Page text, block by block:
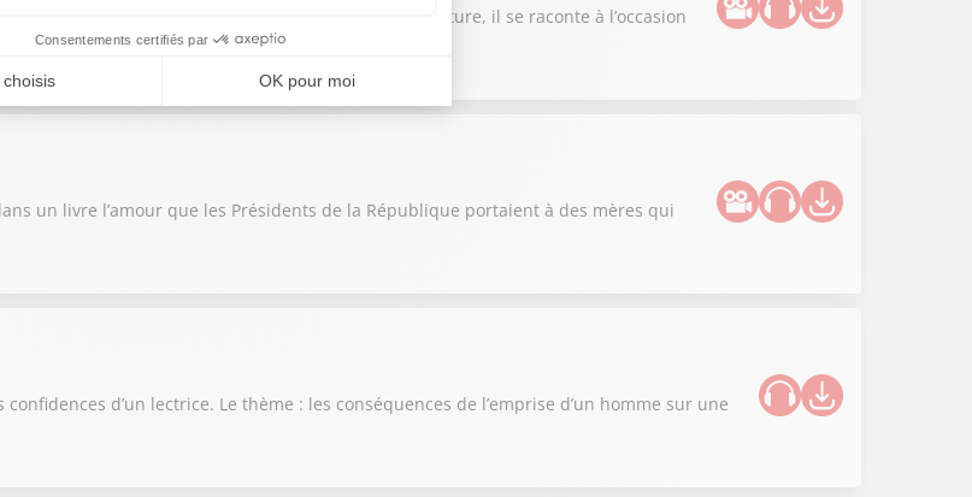
mélodie qui a fait le tour du monde. Discret par nature, il se raconte à l’occasion
un livre l’amour que les Présidents de la République portaient à des mères qui
d’un lectrice. Le thème : les conséquences de l’emprise d’un homme sur une